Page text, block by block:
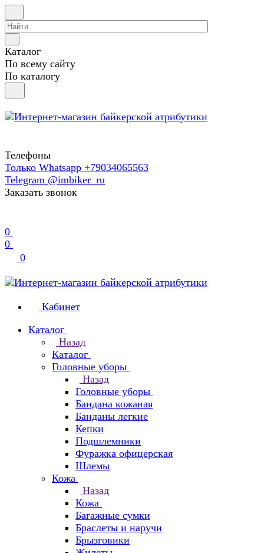
Каталог
По всему сайту
По каталогу
Телефоны
Только Whatsapp +79034065563
Telegram @imbiker_ru
Заказать звонок
0
0
0
Кабинет
Каталог
Назад
Каталог
Головные уборы
Назад
Головные уборы
Бандана кожаная
Банданы легкие
Кепки
Подшлемники
Фуражка офицерская
Шлемы
Кожа
Назад
Кожа
Багажные сумки
Браслеты и наручи
Брызговики